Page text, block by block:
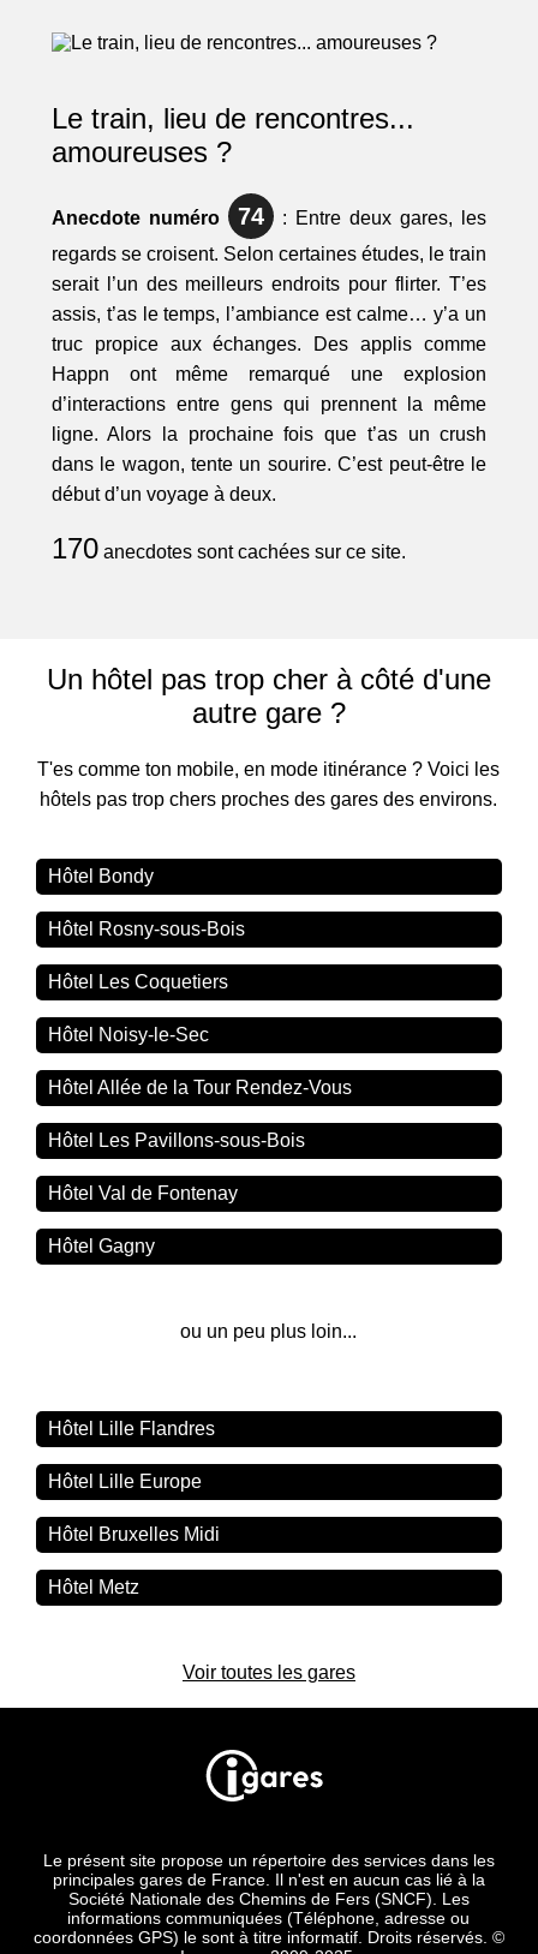
Le train, lieu de rencontres...
amoureuses ?
Anecdote numéro 74 : Entre deux gares, les
regards se croisent. Selon certaines études, le train
serait l’un des meilleurs endroits pour flirter. T’es
assis, t’as le temps, l’ambiance est calme… y’a un
truc propice aux échanges. Des applis comme
Happn ont même remarqué une explosion
d’interactions entre gens qui prennent la même
ligne. Alors la prochaine fois que t’as un crush
dans le wagon, tente un sourire. C’est peut-être le
début d’un voyage à deux.
170anecdotes sont cachées sur ce site.
Un hôtel pas trop cher à côté d'une
autre gare ?
T'es comme ton mobile, en mode itinérance ? Voici les
hôtels pas trop chers proches des gares des environs.
Hôtel Bondy
Hôtel Rosny-sous-Bois
Hôtel Les Coquetiers
Hôtel Noisy-le-Sec
Hôtel Allée de la Tour Rendez-Vous
Hôtel Les Pavillons-sous-Bois
Hôtel Val de Fontenay
Hôtel Gagny
ou un peu plus loin...
Hôtel Lille Flandres
Hôtel Lille Europe
Hôtel Bruxelles Midi
Hôtel Metz
Voir toutes les gares
Le présent site propose un répertoire des services dans les
principales gares de France. Il n'est en aucun cas lié à la
Société Nationale des Chemins de Fers (SNCF). Les
informations communiquées (Téléphone, adresse ou
coordonnées GPS) le sont à titre informatif. Droits réservés. ©